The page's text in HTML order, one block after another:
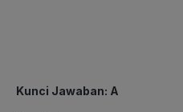
Kunci Jawaban: A